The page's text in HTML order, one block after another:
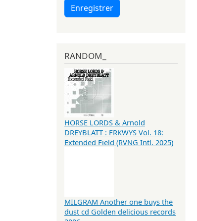
Enregistrer
RANDOM_
HORSE LORDS & Arnold
DREYBLATT : FRKWYS Vol. 18:
Extended Field (RVNG Intl. 2025)
MILGRAM Another one buys the
dust cd Golden delicious records